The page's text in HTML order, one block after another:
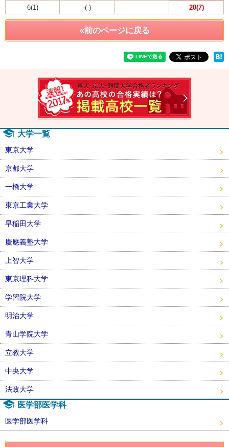
6(1)
-(-) 20(7)
«前のページに戻る
大学一覧
東京大学
京都大学
一橋大学
東京工業大学
早稲田大学
慶應義塾大学
上智大学
東京理科大学
学習院大学
明治大学
青山学院大学
立教大学
中央大学
法政大学
医学部医学科
医学部医学科